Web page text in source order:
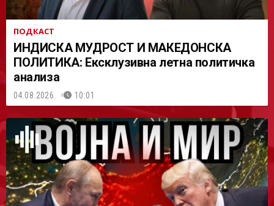
ПОДКАСТ
ИНДИСКА МУДРОСТ И МАКЕДОНСКА
ПОЛИТИКА: Ексклузивна летна политичка
анализа
04.08.2026. 10:01